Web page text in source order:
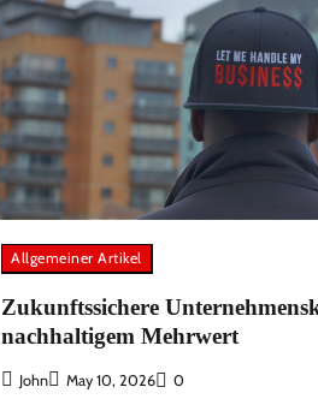
Allgemeiner Artikel
Zukunftssichere
nachhaltigem Mehrwert
John May 10, 2026 0